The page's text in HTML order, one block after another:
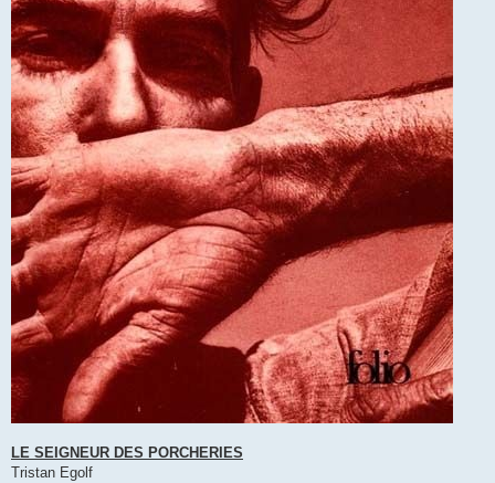
LE SEIGNEUR DES PORCHERIES
Tristan Egolf